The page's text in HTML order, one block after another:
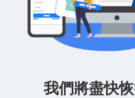
我們將盡快恢